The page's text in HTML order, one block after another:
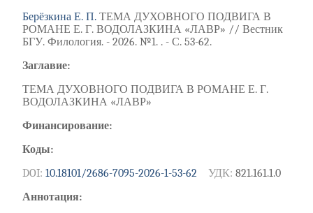
Берёзкина Е. П. ТЕМА ДУХОВНОГО ПОДВИГА В
РОМАНЕ Е. Г. ВОДОЛАЗКИНА «ЛАВР» // Вестник
БГУ. Филология. - 2026. №1. . - С. 53-62.
Заглавие:
ТЕМА ДУХОВНОГО ПОДВИГА В РОМАНЕ Е. Г.
ВОДОЛАЗКИНА «ЛАВР»
Финансирование:
Коды:
DOI: 10.18101/2686-7095-2026-1-53-62 УДК: 821.161.1.0
Аннотация: